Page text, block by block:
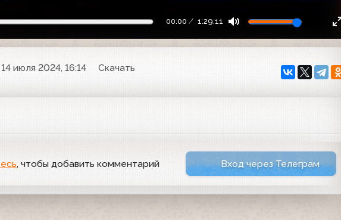
00:00 1:29:11
14 июля 2024, 16:14
Скачать
, чтобы добавить комментарий Вход через Телеграм